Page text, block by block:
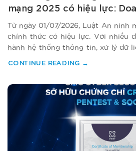
mạng 2025 có hiệu lực:
làm gì ngay?
Từ ngày 01/07/2026, Luật An ninh
chính thức có hiệu lực. Với nhiều
hành hệ thống thông tin, xử lý dữ
CONTINUE READING →